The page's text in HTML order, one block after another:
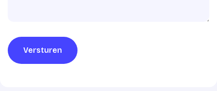
Versturen